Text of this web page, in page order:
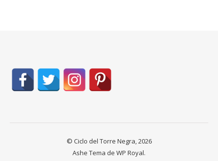
© Ciclo del Torre Negra, 2026
Ashe Tema de WP Royal.